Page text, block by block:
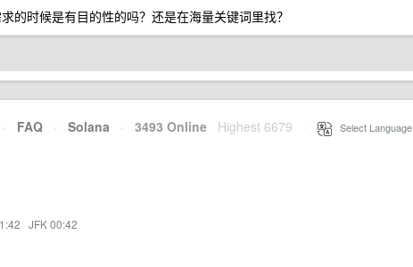
的时候是有目的性的吗？还是在海量关键词里找？
· FAQ · Solana · 3493 Online Highest 6679 Select Language
· JFK 00:42